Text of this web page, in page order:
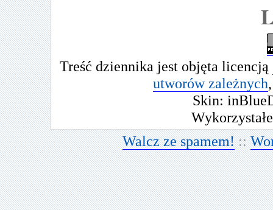
grudzień
listopad
wrzesień
sierpień
lipiec 2008
czerwiec
maj 2008
kwiecień
marzec
luty 2008
styczeń
grudzień
listopad
Treść dziennika jest objęta licencją
utworów zależnych,
Skin:
Walcz ze spamem!::